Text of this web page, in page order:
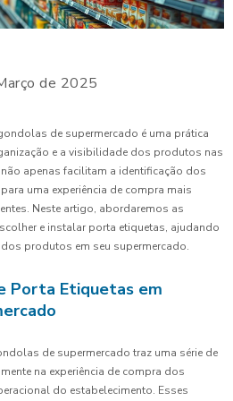
de 2025
de supermercado é uma prática
e a visibilidade dos produtos nas
apenas facilitam a identificação dos
uma experiência de compra mais
Neste artigo, abordaremos as
e instalar porta etiquetas, ajudando
produtos em seu supermercado.
Porta Etiquetas em
de supermercado traz uma série de
na experiência de compra dos
do estabelecimento. Esses